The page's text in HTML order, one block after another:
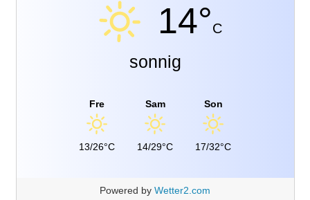
14°C
sonnig
Fre
13/26°C
Sam
14/29°C
Son
17/32°C
Powered by Wetter2.com